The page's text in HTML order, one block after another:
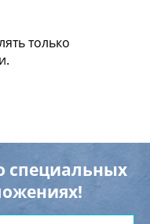
только
специальных